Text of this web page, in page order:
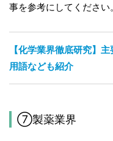
事を参考にしてください。
【化学業界徹底研究】
用語なども紹介
⑦製薬業界